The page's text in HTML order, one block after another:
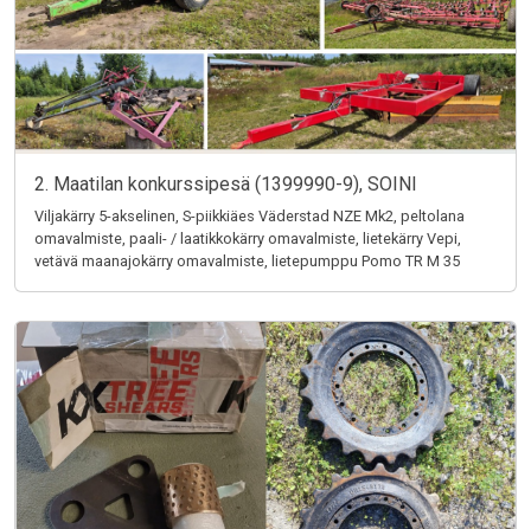
2. Maatilan konkurssipesä (1399990-9), SOINI
Viljakärry 5-akselinen, S-piikkiäes Väderstad NZE Mk2, peltolana
omavalmiste, paali- / laatikkokärry omavalmiste, lietekärry Vepi,
vetävä maanajokärry omavalmiste, lietepumppu Pomo TR M 35